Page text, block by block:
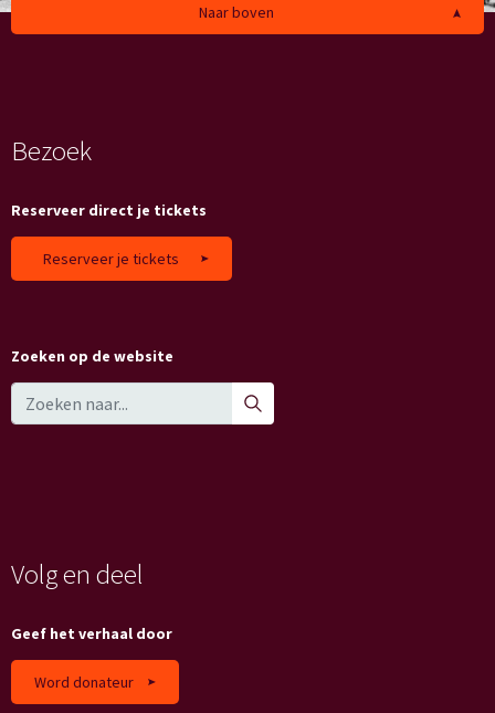
Naar boven
Bezoek
Reserveer direct je tickets
Reserveer je tickets
Zoeken op de website
Volg en deel
Geef het verhaal door
Word donateur